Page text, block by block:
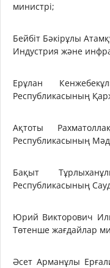
министрі;
Бейбіт Бәкірұлы
Индустрия және
Ерұлан
Республикасының
Ақтоты
Республикасының
Бақыт
Республикасының
Юрий Викторович
Төтенше жағдайлар
Әсет Арманұлы